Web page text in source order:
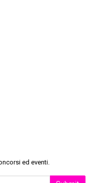
ed eventi.